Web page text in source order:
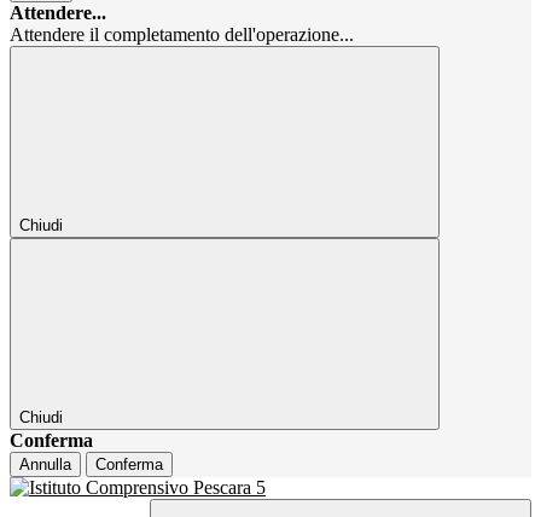
Attendere...
Attendere il completamento dell'operazione...
Chiudi
Chiudi
Conferma
Annulla Conferma